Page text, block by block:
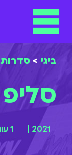
ביגי > סדרות
סליפ OVER
2021 | 1 עונות